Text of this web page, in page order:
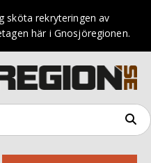
sköta rekryteringen av
här i Gnosjöregionen.